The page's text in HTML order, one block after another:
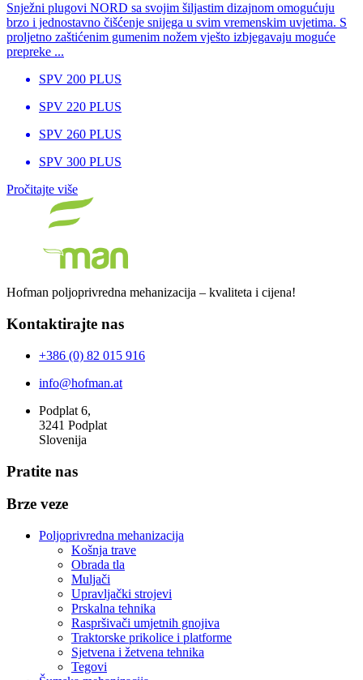
Snježni plugovi NORD sa svojim šiljastim dizajnom omogućuju
brzo i jednostavno čišćenje snijega u svim vremenskim uvjetima. S
proljetno zaštićenim gumenim nožem vješto izbjegavaju moguće
prepreke ...
SPV 200 PLUS
SPV 220 PLUS
SPV 260 PLUS
SPV 300 PLUS
Pročitajte više
Hofman poljoprivredna mehanizacija – kvaliteta i cijena!
Kontaktirajte nas
+386 (0) 82 015 916
info@hofman.at
Podplat 6,
3241 Podplat
Slovenija
Pratite nas
Brze veze
Poljoprivredna mehanizacija
Košnja trave
Obrada tla
Muljači
Upravljački strojevi
Prskalna tehnika
Raspršivači umjetnih gnojiva
Traktorske prikolice i platforme
Sjetvena i žetvena tehnika
Tegovi